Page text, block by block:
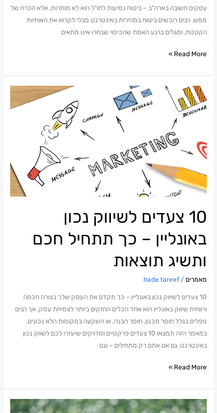
עסקים חשובה בארה"ב – ביטוח נסיעות לחו"ל הוא לא מותרות, אלא הכרח של
ממש. רבים רוכשים ביטוח במהירות באינטרנט מבלי לקרוא את האותיות
הקטנות, ומגלים ברגע האמת שהכיסוי שבחרו אינו מתאים
Read More »
10 צעדים לשיווק נכון
באונליין – כך תתחיל חכם
ותשיג תוצאות
מאמרים /
hade tareef
10 צעדים לשיווק נכון באונליין – כך תקדם את העסק שלך בצורה חכמה
ורווחית שיווק באונליין הוא אחד הכלים החזקים ביותר לצמיחת עסק. אך רבים
נופלים בגלל חוסר תכנון, חוסר הבנה, או השקעה במקומות הלא נכונים.
במאמר הזה תמצאו 10 צעדים פרקטיים ומדויקים שיעזרו לכם לשווק נכון
באינטרנט, גם אם אתם רק מתחילים – וגם
10
צעדים
לשיווק
באונליין
–
תתחיל
חכם
תוצאות
Read More »
כלכלת